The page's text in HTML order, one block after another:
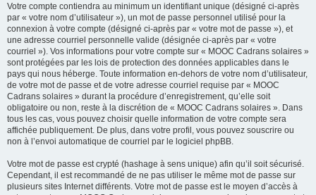
Votre compte contiendra au minimum un identifiant unique (désigné ci-après
par « votre nom d’utilisateur »), un mot de passe personnel utilisé pour la
connexion à votre compte (désigné ci-après par « votre mot de passe »), et
une adresse courriel personnelle valide (désignée ci-après par « votre
courriel »). Vos informations pour votre compte sur « MOOC Cadrans solaires »
sont protégées par les lois de protection des données applicables dans le
pays qui nous héberge. Toute information en-dehors de votre nom d’utilisateur,
de votre mot de passe et de votre adresse courriel requise par « MOOC
Cadrans solaires » durant la procédure d’enregistrement, qu’elle soit
obligatoire ou non, reste à la discrétion de « MOOC Cadrans solaires ». Dans
tous les cas, vous pouvez choisir quelle information de votre compte sera
affichée publiquement. De plus, dans votre profil, vous pouvez souscrire ou
non à l’envoi automatique de courriel par le logiciel phpBB.
Votre mot de passe est crypté (hashage à sens unique) afin qu’il soit sécurisé.
Cependant, il est recommandé de ne pas utiliser le même mot de passe sur
plusieurs sites Internet différents. Votre mot de passe est le moyen d’accès à